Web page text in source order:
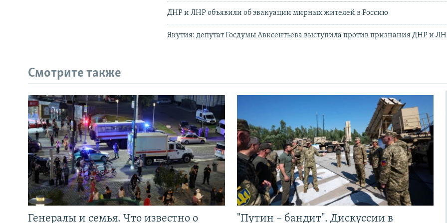
ДНР и ЛНР объявили об эвакуации мирных жителей в Россию
Якутия: депутат Госдумы Авксентьева выступила против признания ДНР и
Смотрите также
Генералы и семья. Что известно о "Путин – бандит". Дискуссии в